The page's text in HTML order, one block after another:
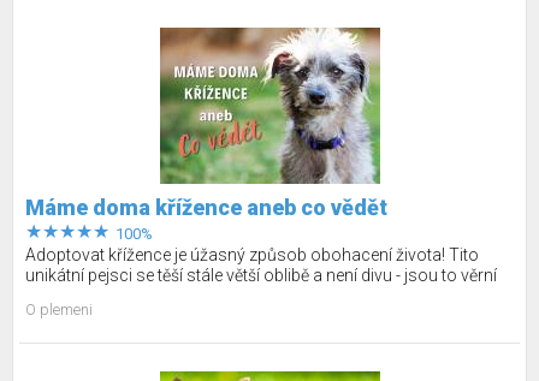
Máme doma křížence aneb co vědět
100%
Adoptovat křížence je úžasný způsob obohacení života! Tito
unikátní pejsci se těší stále větší oblibě a není divu - jsou to věrní
měli vědět před pořízením.
O plemeni